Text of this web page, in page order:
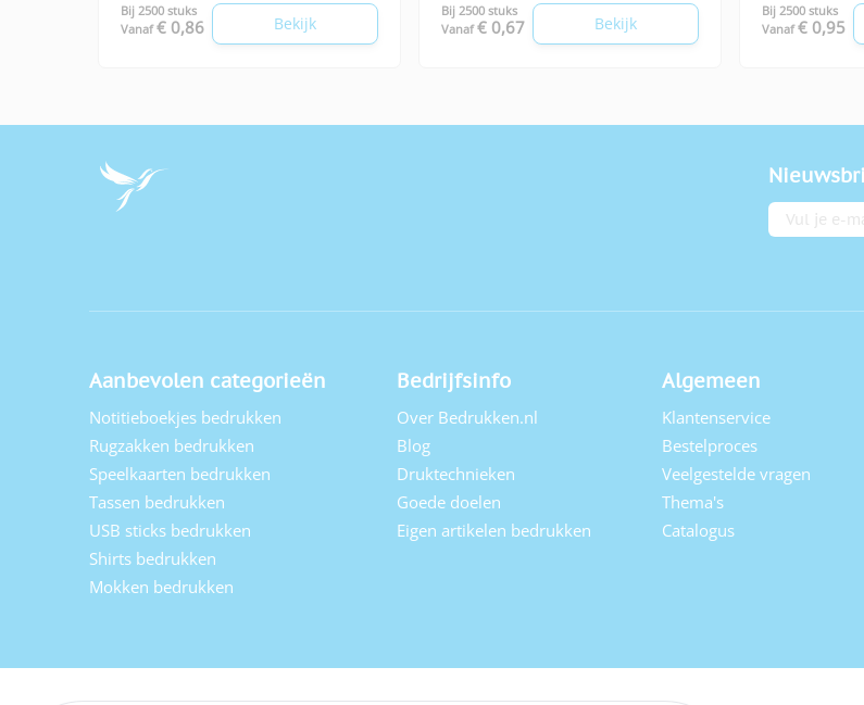
Bij 2500 stuks
Vanaf € 0,86 Bekijk
Bij 2500 stuks
Vanaf € 0,67 Bekijk
Bij 2500 stuks
Vanaf € 0,95
E-mailadres
Aanbevolen categorieën
Notitieboekjes bedrukken
Rugzakken bedrukken
Speelkaarten bedrukken
Tassen bedrukken
USB sticks bedrukken
Shirts bedrukken
Mokken bedrukken
Bedrijfsinfo
Over Bedrukken.nl
Blog
Druktechnieken
Goede doelen
Eigen artikelen bedrukken
Algemeen
Klantenservice
Bestelproces
Veelgestelde vragen
Thema's
Catalogus